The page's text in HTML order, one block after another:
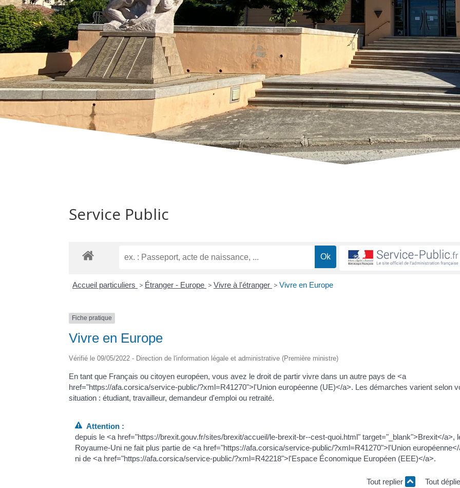
Service Public
Accueil particuliers > Étranger - Europe > Vivre à l'étranger > Vivre en Europe
Fiche pratique
Vivre en Europe
Vérifié le 09/05/2022 - Direction de l'information légale et administrative (Première ministre)
En tant que Français ou citoyen européen, vous avez le droit de partir vivre dans un autre pays de <a
href="https://afa.corsica/service-public/?xml=R41270">l'Union européenne (UE)</a>. Les démarches varient selon
situation : étudiant, travailleur, demandeur d'emploi ou retraité.
Attention :
depuis le <a href="https://brexit.gouv.fr/sites/brexit/accueil/le-brexit-br--cest-quoi.html" target="_blank">Brexit</a>,
Royaume-Uni ne fait plus partie de <a href="https://afa.corsica/service-public/?xml=R41270">l'Union
ni de <a href="https://afa.corsica/service-public/?xml=R42218">l'Espace Économique Européen (EEE)</a>.
Tout replier Tout